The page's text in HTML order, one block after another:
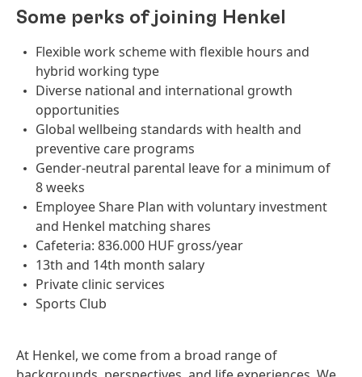
Some perks of joining Henkel
Flexible work scheme with flexible hours and
hybrid working type
Diverse national and international growth
opportunities
Global wellbeing standards with health and
preventive care programs
Gender-neutral parental leave for a minimum of
8 weeks
Employee Share Plan with voluntary investment
and Henkel matching shares
Cafeteria: 836.000 HUF gross/year
13th and 14th month salary
Private clinic services
Sports Club
At Henkel, we come from a broad range of